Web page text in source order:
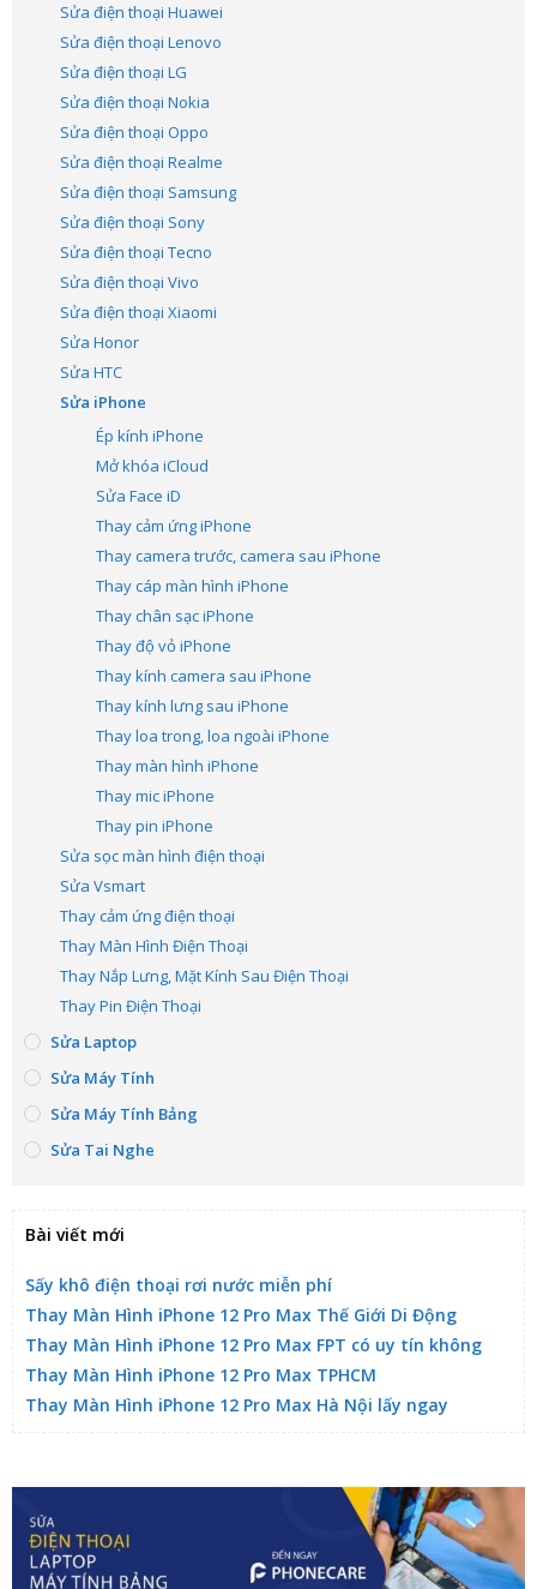
Sửa điện thoại Huawei
Sửa điện thoại Lenovo
Sửa điện thoại LG
Sửa điện thoại Nokia
Sửa điện thoại Oppo
Sửa điện thoại Realme
Sửa điện thoại Samsung
Sửa điện thoại Sony
Sửa điện thoại Tecno
Sửa điện thoại Vivo
Sửa điện thoại Xiaomi
Sửa Honor
Sửa HTC
Sửa iPhone
Ép kính iPhone
Mở khóa iCloud
Sửa Face iD
Thay cảm ứng iPhone
Thay camera trước, camera sau iPhone
Thay cáp màn hình iPhone
Thay chân sạc iPhone
Thay độ vỏ iPhone
Thay kính camera sau iPhone
Thay kính lưng sau iPhone
Thay loa trong, loa ngoài iPhone
Thay màn hình iPhone
Thay mic iPhone
Thay pin iPhone
Sửa sọc màn hình điện thoại
Sửa Vsmart
Thay cảm ứng điện thoại
Thay Màn Hình Điện Thoại
Thay Nắp Lưng, Mặt Kính Sau Điện Thoại
Thay Pin Điện Thoại
Sửa Laptop
Sửa Máy Tính
Sửa Máy Tính Bảng
Sửa Tai Nghe
Bài viết mới
Sấy khô điện thoại rơi nước miễn phí
Thay Màn Hình iPhone 12 Pro Max Thế Giới Di Động
Thay Màn Hình iPhone 12 Pro Max FPT có uy tín không
Thay Màn Hình iPhone 12 Pro Max TPHCM
Thay Màn Hình iPhone 12 Pro Max Hà Nội lấy ngay